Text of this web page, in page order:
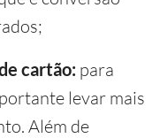
cartão: para
levar mais
Além de